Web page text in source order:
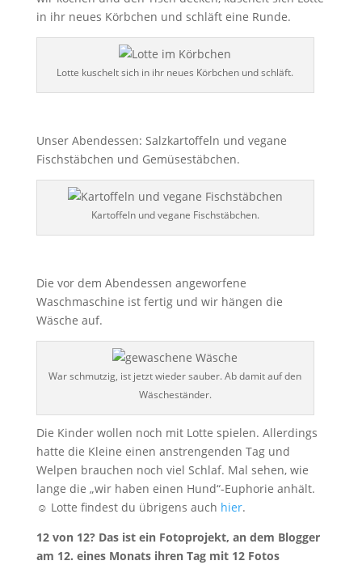
in ihr neues Körbchen und schläft eine Runde.
Lotte kuschelt sich in ihr neues Körbchen und schläft.
Unser Abendessen: Salzkartoffeln und vegane
Fischstäbchen und Gemüsestäbchen.
Kartoffeln und vegane Fischstäbchen.
Die vor dem Abendessen angeworfene
Waschmaschine ist fertig und wir hängen die
Wäsche auf.
War schmutzig, ist jetzt wieder sauber. Ab damit auf den
Wäscheständer.
Die Kinder wollen noch mit Lotte spielen. Allerdings
hatte die Kleine einen anstrengenden Tag und
Welpen brauchen noch viel Schlaf. Mal sehen, wie
lange die „wir haben einen Hund“-Euphorie anhält.
☺️ Lotte findest du übrigens auch hier.
12 von 12? Das ist ein Fotoprojekt, an dem Blogger
am 12. eines Monats ihren Tag mit 12 Fotos